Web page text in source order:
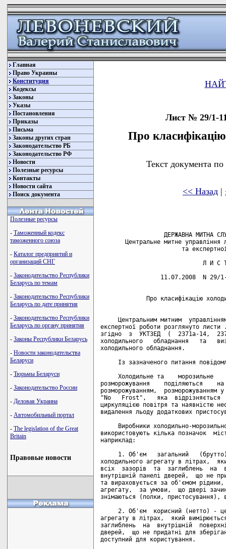
Главная
Право Украины
Конституция
Кодексы
Законы
Указы
Постановления
Приказы
Письма
Законы других стран
Законодательство РБ
Законодательство РФ
Новости
Полезные ресурсы
Контакты
Новости сайта
Поиск документа
Полезные ресурсы
- Таможенный кодекс
таможенного союза
- Каталог предприятий и
организаций СНГ
- Законодательство Республики
Беларусь по темам
- Законодательство Республики
Беларусь по дате принятия
- Законодательство Республики
Беларусь по органу принятия
- Законы Республики Беларусь
- Новости законодательства
Беларуси
- Тюрьмы Беларуси
- Законодательство России
- Деловая Украина
- Автомобильный портал
- The legislation of the Great
Britain
Правовые новости
Лист № 29/1-
Про
Текст документа
<< Назад |
ДЕРЖАВНА МИТНА
Центральне митне управління
та
Л И С
11.07.2008  N 29/
Про класифікацію
Центральним митним
експертної роботи розглянуто
згідно  з  УКТЗЕД  (  2371а-14,
холодильного   обладнання   та
холодильного обладнання.
Із зазначеного питання
Холодильне та    морозильне
розморожування    поділяються
розморожуванням,  розморожуванням
"No   Frost",   яка  відрізняється
циркуляцією повітря та наявністю
видалення льоду додаткових
Виробники холодильно-
використовують кілька позначок
наприклад:
1. Об'єм   загальний
холодильного агрегату в літрах,
всіх  зазорів  та  заглиблень  на
внутрішній панелі дверей,  що не
та вираховується за об'ємом
агрегату,  за умови,  що двері
знімаються (полки, пристосування),
2. Об'єм  корисний (нетто) -
агрегату в літрах,  який
заглиблень  на  внутрішній
дверей,  що не придатні для
доступний для користування.